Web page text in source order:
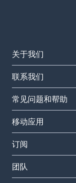
关于我们
联系我们
常见问题和帮助
移动应用
订阅
团队